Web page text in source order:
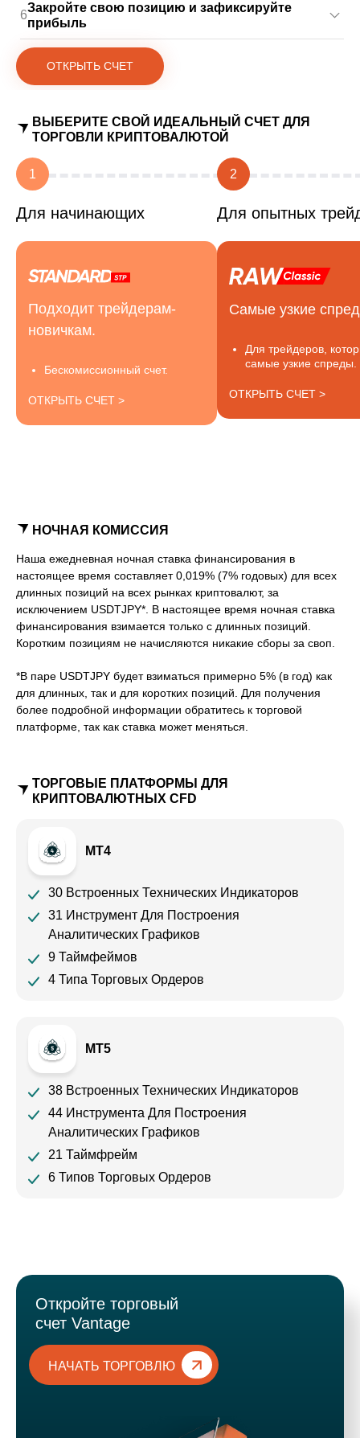
6
Закройте свою позицию и зафиксируйте
прибыль
ОТКРЫТЬ СЧЕТ
ВЫБЕРИТЕ СВОЙ ИДЕАЛЬНЫЙ СЧЕТ ДЛЯ
ТОРГОВЛИ КРИПТОВАЛЮТОЙ
1
Для начинающих
Подходит трейдерам-
новичкам.
Бескомиссионный счет.
ОТКРЫТЬ СЧЕТ >
2
Для опытных
Самые узкие
Для трейдеров,
самые узкие спреды.
ОТКРЫТЬ СЧЕТ >
НОЧНАЯ КОМИССИЯ
Наша ежедневная ночная ставка финансирования в
настоящее время составляет 0,019% (7% годовых) для всех
длинных позиций на всех рынках криптовалют, за
исключением USDTJPY*. В настоящее время ночная ставка
финансирования взимается только с длинных позиций.
Коротким позициям не начисляются никакие сборы за своп.​
*В паре USDTJPY будет взиматься примерно 5% (в год) как
для длинных, так и для коротких позиций. Для получения
более подробной информации обратитесь к торговой
платформе, так как ставка может меняться.
ТОРГОВЫЕ ПЛАТФОРМЫ ДЛЯ
КРИПТОВАЛЮТНЫХ CFD
MT4
30 Встроенных Технических Индикаторов
31 Инструмент Для Построения
Аналитических Графиков
9 Таймфеймов
4 Типа Торговых Ордеров
MT5
38 Встроенных Технических Индикаторов
44 Инструмента Для Построения
Аналитических Графиков
21 Таймфрейм
6 Типов Торговых Ордеров
Откройте торговый
счет Vantage
НАЧАТЬ ТОРГОВЛЮ